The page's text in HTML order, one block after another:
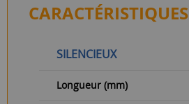
CARACTÉRISTIQUES
SILENCIEUX
Longueur (mm)